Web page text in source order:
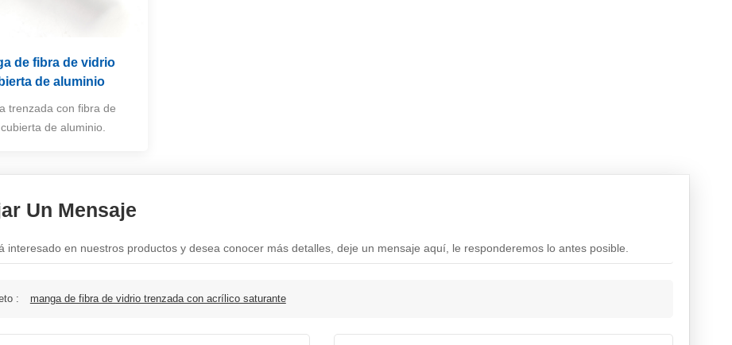
de fibra de vidrio
de aluminio
trenzada con fibra de
de aluminio.
Un Mensaje
interesado en nuestros productos y desea conocer más detalles, deje un mensaje aquí, le responderemos lo antes posible.
: manga de fibra de vidrio trenzada con acrílico saturante